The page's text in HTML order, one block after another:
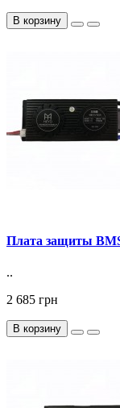
В корзину
Плата защиты
..
2 685 грн
В корзину